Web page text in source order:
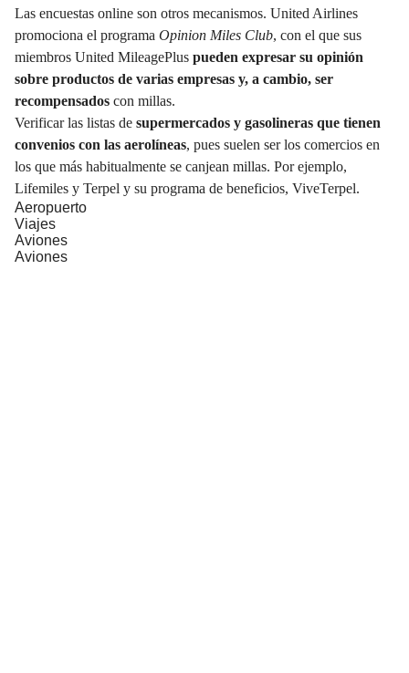
Las encuestas online son otros mecanismos. United Airlines
promociona el programa Opinion Miles Club, con el que sus
miembros United MileagePlus pueden expresar su opinión
sobre productos de varias empresas y, a cambio, ser
recompensados con millas.
Verificar las listas de supermercados y gasolineras que tienen
convenios con las aerolíneas, pues suelen ser los comercios en
los que más habitualmente se canjean millas. Por ejemplo,
Lifemiles y Terpel y su programa de beneficios, ViveTerpel.
Aeropuerto
Viajes
Aviones
Aviones